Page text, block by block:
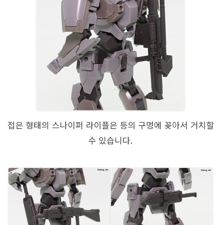
접은 형태의 스나이퍼 라이플은 등의 구멍에 꽂아서 거치할
수 있습니다.